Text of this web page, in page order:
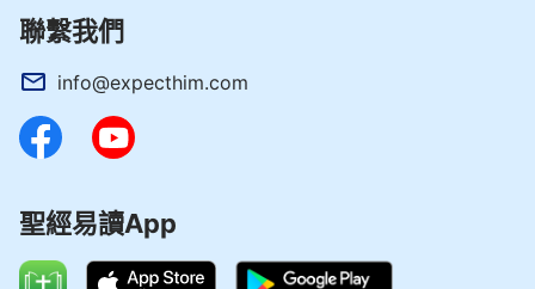
聯繫我們
info@expecthim.com
聖經易讀App